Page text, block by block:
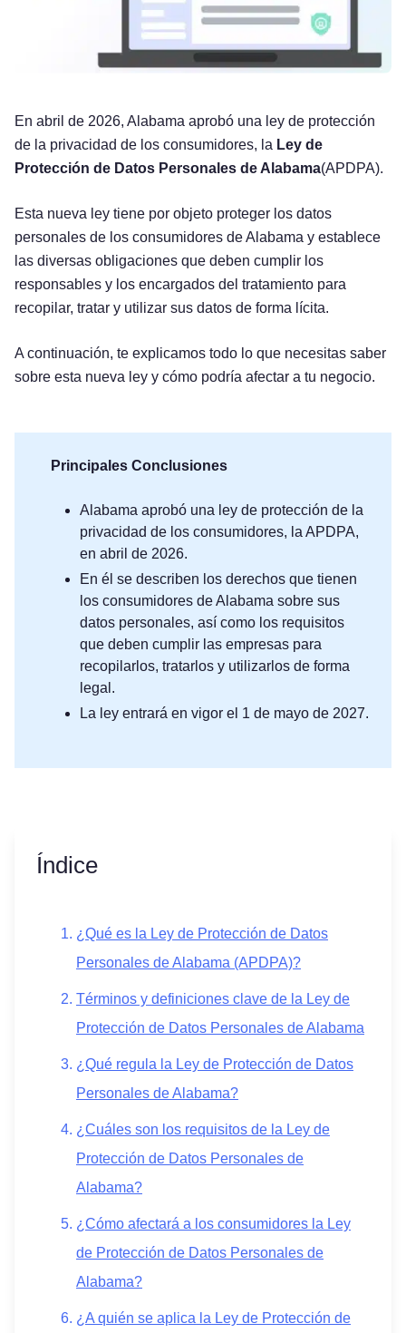
En abril de 2026, Alabama aprobó una ley de protección
de la privacidad de los consumidores, la Ley de
Protección de Datos Personales de Alabama(APDPA).
Esta nueva ley tiene por objeto proteger los datos
personales de los consumidores de Alabama y establece
las diversas obligaciones que deben cumplir los
responsables y los encargados del tratamiento para
recopilar, tratar y utilizar sus datos de forma lícita.
A continuación, te explicamos todo lo que necesitas saber
sobre esta nueva ley y cómo podría afectar a tu negocio.
Principales Conclusiones
Alabama aprobó una ley de protección de la
privacidad de los consumidores, la APDPA,
en abril de 2026.
En él se describen los derechos que tienen
los consumidores de Alabama sobre sus
datos personales, así como los requisitos
que deben cumplir las empresas para
recopilarlos, tratarlos y utilizarlos de forma
legal.
La ley entrará en vigor el 1 de mayo de 2027.
Índice
¿Qué es la Ley de Protección de Datos
Personales de Alabama (APDPA)?
Términos y definiciones clave de la Ley de
Protección de Datos Personales de Alabama
¿Qué regula la Ley de Protección de Datos
Personales de Alabama?
¿Cuáles son los requisitos de la Ley de
Protección de Datos Personales de
Alabama?
¿Cómo afectará a los consumidores la Ley
de Protección de Datos Personales de
Alabama?
¿A quién se aplica la Ley de Protección de